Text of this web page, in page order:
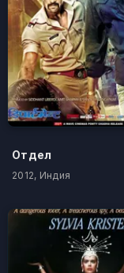
Отдел
2012, Индия